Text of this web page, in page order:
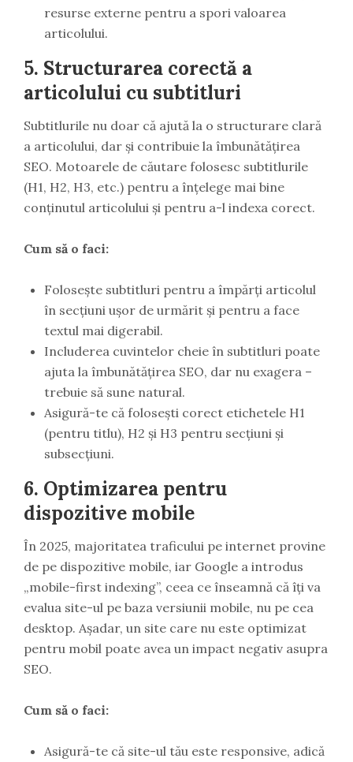
resurse externe pentru a spori valoarea
articolului.
5. Structurarea corectă a
articolului cu subtitluri
Subtitlurile nu doar că ajută la o structurare clară
a articolului, dar și contribuie la îmbunătățirea
SEO. Motoarele de căutare folosesc subtitlurile
(H1, H2, H3, etc.) pentru a înțelege mai bine
conținutul articolului și pentru a-l indexa corect.
Cum să o faci:
Folosește subtitluri pentru a împărți articolul
în secțiuni ușor de urmărit și pentru a face
textul mai digerabil.
Includerea cuvintelor cheie în subtitluri poate
ajuta la îmbunătățirea SEO, dar nu exagera –
trebuie să sune natural.
Asigură-te că folosești corect etichetele H1
(pentru titlu), H2 și H3 pentru secțiuni și
subsecțiuni.
6. Optimizarea pentru
dispozitive mobile
În 2025, majoritatea traficului pe internet provine
de pe dispozitive mobile, iar Google a introdus
„mobile-first indexing”, ceea ce înseamnă că îți va
evalua site-ul pe baza versiunii mobile, nu pe cea
desktop. Așadar, un site care nu este optimizat
pentru mobil poate avea un impact negativ asupra
SEO.
Cum să o faci:
Asigură-te că site-ul tău este responsive, adică